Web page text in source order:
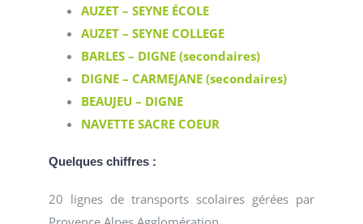
AUZET – SEYNE ÉCOLE
AUZET – SEYNE COLLEGE
BARLES – DIGNE (secondaires)
DIGNE – CARMEJANE (secondaires)
BEAUJEU – DIGNE
NAVETTE SACRE COEUR
Quelques chiffres :
20 lignes de transports scolaires gérées par